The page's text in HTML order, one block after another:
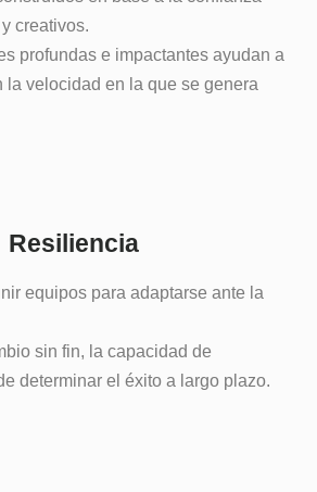
creativos.
profundas e impactantes ayudan a
la velocidad en la que se genera
Resiliencia
equipos para adaptarse ante la
sin fin, la capacidad de
determinar el éxito a largo plazo.